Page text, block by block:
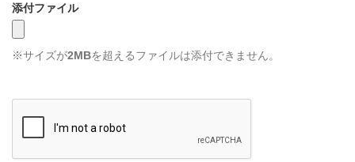
添付ファイル
※サイズが2MBを超えるファイルは添付できません。